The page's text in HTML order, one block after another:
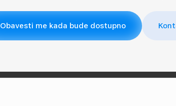
Obavesti me kada bude dostupno